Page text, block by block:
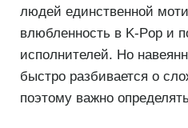
людей единственной
влюбленность в K-Pop и
исполнителей. Но
быстро разбивается о
поэтому важно